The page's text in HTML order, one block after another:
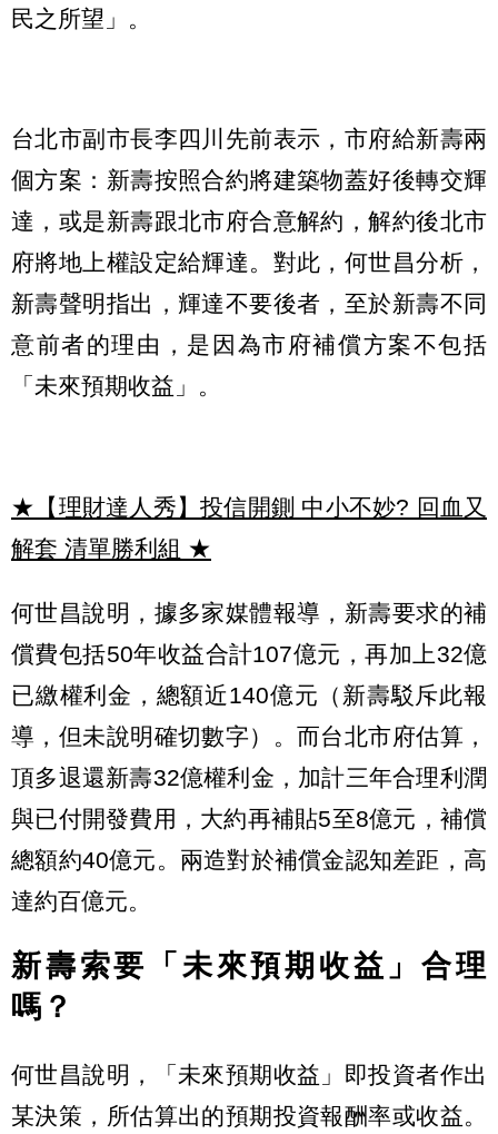
民之所望」。
台北市副市長李四川先前表示，市府給新壽兩
個方案：新壽按照合約將建築物蓋好後轉交輝
達，或是新壽跟北市府合意解約，解約後北市
府將地上權設定給輝達。對此，何世昌分析，
新壽聲明指出，輝達不要後者，至於新壽不同
意前者的理由，是因為市府補償方案不包括
「未來預期收益」。
★【理財達人秀】投信開鍘 中小不妙? 回血又
解套 清單勝利組 ★
何世昌說明，據多家媒體報導，新壽要求的補
償費包括50年收益合計107億元，再加上32億
已繳權利金，總額近140億元（新壽駁斥此報
導，但未說明確切數字）。而台北市府估算，
頂多退還新壽32億權利金，加計三年合理利潤
與已付開發費用，大約再補貼5至8億元，補償
總額約40億元。兩造對於補償金認知差距，高
達約百億元。
新壽索要「未來預期收益」合理
嗎？
何世昌說明，「未來預期收益」即投資者作出
某決策，所估算出的預期投資報酬率或收益。